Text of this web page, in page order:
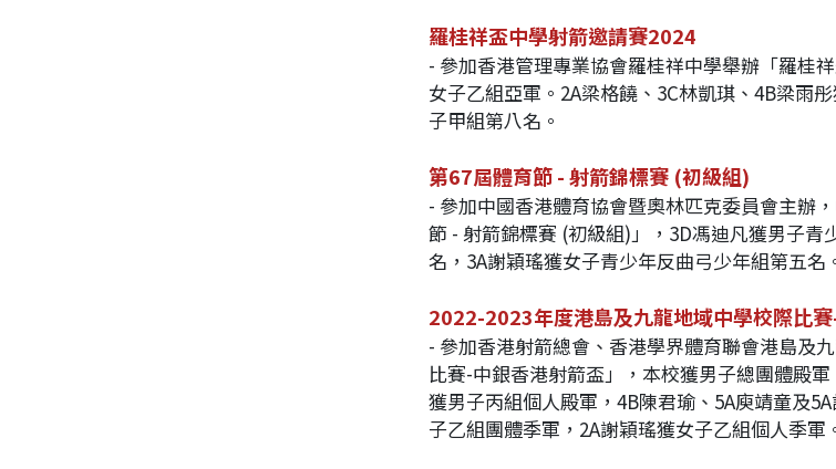
羅桂祥盃中學射箭邀請賽2024
- 參加香港管理專業協會羅桂祥中學舉辦「羅桂
女子乙組亞軍。2A梁格饒、3C林凱琪、4B梁雨
子甲組第八名。
第67屆體育節 - 射箭錦標賽 (初級組)
- 參加中國香港體育協會暨奧林匹克委員會主辦
節 - 射箭錦標賽 (初級組)」，3D馮迪凡獲男子
名，3A謝穎瑤獲女子青少年反曲弓少年組第五名
2022-2023年度港島及九龍地域中學校際比
- 參加香港射箭總會、香港學界體育聯會港島及
比賽-中銀香港射箭盃」，本校獲男子總團體殿
獲男子丙組個人殿軍，4B陳君瑜、5A庾靖童及
子乙組團體季軍，2A謝穎瑤獲女子乙組個人季軍